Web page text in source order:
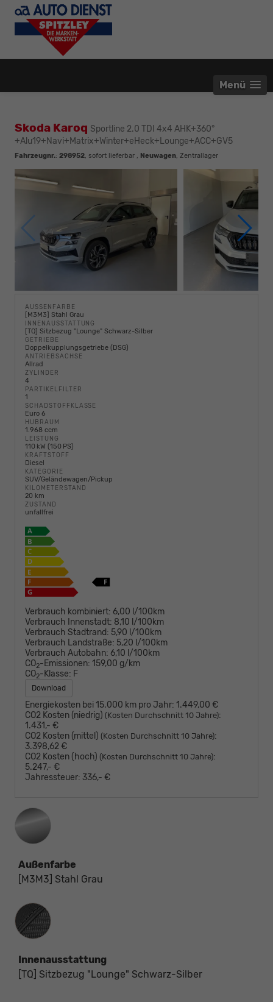
Menü
Skoda Karoq Sportline 2.0 TDI 4x4 AHK+360°
+Alu19+Navi+Matrix+Winter+eHeck+Lounge+ACC+GV5
Fahrzeugnr.: 298952, sofort lieferbar , Neuwagen, Zentrallager
AUSSENFARBE
[M3M3] Stahl Grau
INNENAUSSTATTUNG
[TQ] Sitzbezug "Lounge" Schwarz-Silber
GETRIEBE
Doppelkupplungsgetriebe (DSG)
ANTRIEBSACHSE
Allrad
ZYLINDER
4
PARTIKELFILTER
1
SCHADSTOFFKLASSE
Euro 6
HUBRAUM
1.968 ccm
LEISTUNG
110 kW (150 PS)
KRAFTSTOFF
Diesel
KATEGORIE
SUV/Geländewagen/Pickup
KILOMETERSTAND
20 km
ZUSTAND
unfallfrei
Verbrauch kombiniert: 6,00 l/100km
Verbrauch Innenstadt: 8,10 l/100km
Verbrauch Stadtrand: 5,90 l/100km
Verbrauch Landstraße: 5,20 l/100km
Verbrauch Autobahn: 6,10 l/100km
CO2-Emissionen: 159,00 g/km
CO2-Klasse: F
Download
Energiekosten bei 15.000 km pro Jahr: 1.449,00 €
CO2 Kosten (niedrig) (Kosten Durchschnitt 10 Jahre):
1.431,- €
CO2 Kosten (mittel) (Kosten Durchschnitt 10 Jahre):
3.398,62 €
CO2 Kosten (hoch) (Kosten Durchschnitt 10 Jahre):
5.247,- €
Jahressteuer: 336,- €
Außenfarbe
[M3M3] Stahl Grau
Innenausstattung
Innenausstattung
[TQ] Sitzbezug "Lounge" Schwarz-Silber